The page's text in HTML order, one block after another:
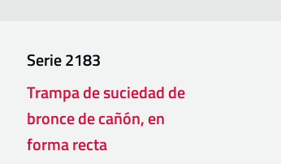
Serie2183
Trampa de suciedad de
bronce de cañón, en
forma recta